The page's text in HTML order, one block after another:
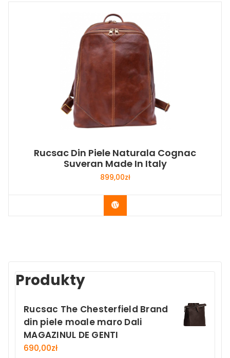
Rucsac Din Piele Naturala Cognac
Suveran Made In Italy
899,00zł
Buy Now
Produkty
Rucsac The Chesterfield Brand
din piele moale maro Dali
MAGAZINUL DE GENTI
690,00zł